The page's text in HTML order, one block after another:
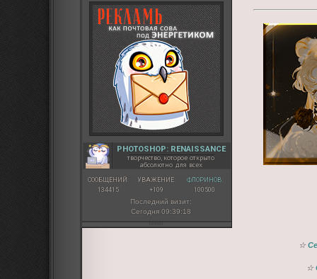
PHOTOSHOP: RENAISSANCE
творчество, которое открыто
абсолютно для всех
СООБЩЕНИЙ:
134415
УВАЖЕНИЕ:
+109
ФЛОРИНОВ:
100500
Последний визит:
Сегодня 09:39:18
☆
☆